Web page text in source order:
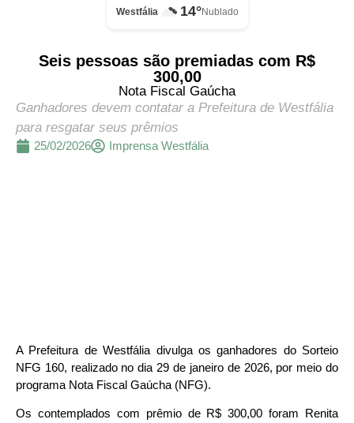
Westfália 14°Nublado
Seis pessoas são premiadas com R$
300,00
Nota Fiscal Gaúcha
Ganhadores devem contatar a Prefeitura de Westfália
para resgatar seus prêmios
25/02/2026 Imprensa Westfália
A Prefeitura de Westfália divulga os ganhadores do Sorteio
NFG 160, realizado no dia 29 de janeiro de 2026, por meio do
programa Nota Fiscal Gaúcha (NFG).
Os contemplados com prêmio de R$ 300,00 foram Renita